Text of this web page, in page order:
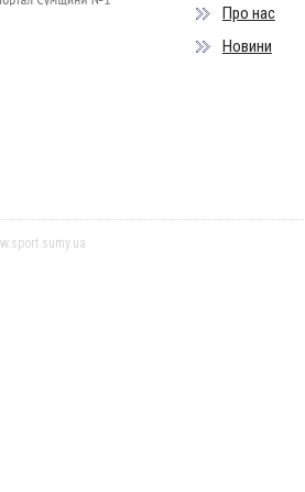
Про нас
Новини